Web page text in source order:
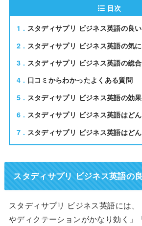
目次
1
スタディサプリ ビジネス英語の良
2
スタディサプリ ビジネス英語の気
3
スタディサプリ ビジネス英語の総
4
口コミからわかったよくある質問
5
スタディサプリ ビジネス英語の効
6
スタディサプリ ビジネス英語はど
7
スタディサプリ ビジネス英語はど
スタディサプリ ビジネス英語の
スタディサプリ ビジネス英語には
やディクテーションがかなり効く」